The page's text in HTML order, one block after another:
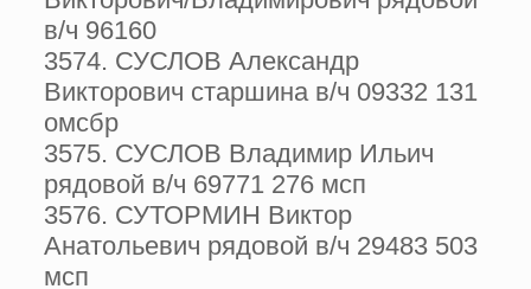
в/ч 96160
3574. СУСЛОВ Александр
Викторович старшина в/ч 09332 131
омсбр
3575. СУСЛОВ Владимир Ильич
рядовой в/ч 69771 276 мсп
3576. СУТОРМИН Виктор
Анатольевич рядовой в/ч 29483 503
мсп